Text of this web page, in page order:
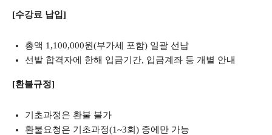
[수강료 납입]
총액 1,100,000원(부가세 포함) 일괄 선납
선발 합격자에 한해 입금기간, 입금계좌 등 개별 안내
[환불규정]
기초과정은 환불 불가
환불요청은 기초과정(1~3회) 중에만 가능